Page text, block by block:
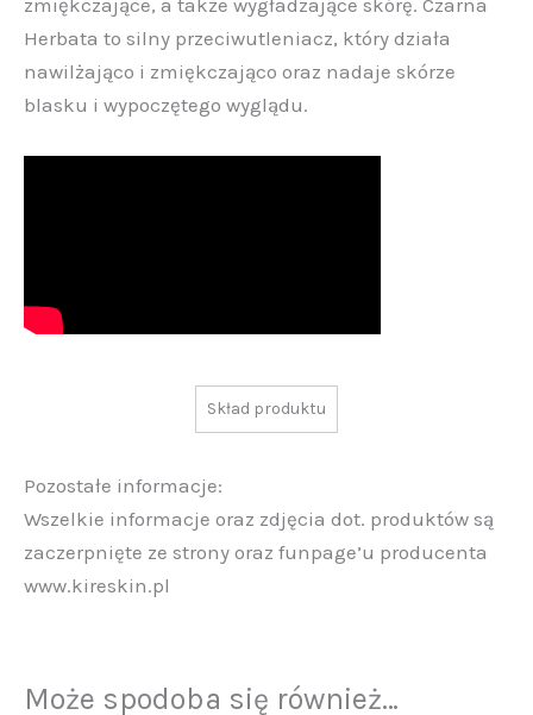
Herbata to silny przeciwutleniacz, który działa
nawilżająco i zmiękczająco oraz nadaje skórze
blasku i wypoczętego wyglądu.
Skład produktu
Pozostałe informacje:
Wszelkie informacje oraz zdjęcia dot. produktów są
zaczerpnięte ze strony oraz funpage’u producenta
www.kireskin.pl
Może spodoba się również…